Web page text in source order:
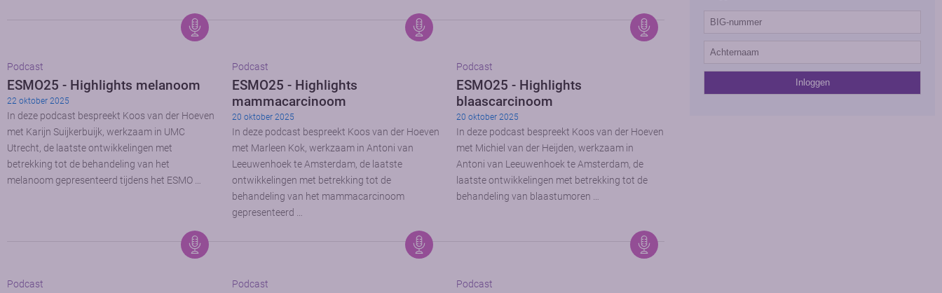
Podcast
ESMO25 - Highlights melanoom
22 oktober 2025
In deze podcast bespreekt Koos van der Hoeven
met Karijn Suijkerbuijk, werkzaam in UMC
Utrecht, de laatste ontwikkelingen met
betrekking tot de behandeling van het
melanoom gepresenteerd tijdens het ESMO …
Podcast
ESMO25 - Highlights
mammacarcinoom
20 oktober 2025
In deze podcast bespreekt Koos van der Hoeven
met Marleen Kok, werkzaam in Antoni van
Leeuwenhoek te Amsterdam, de laatste
ontwikkelingen met betrekking tot de
behandeling van het mammacarcinoom
gepresenteerd …
Podcast
ESMO25 - Highlights
blaascarcinoom
20 oktober 2025
In deze podcast bespreekt Koos van der Hoeven
met Michiel van der Heijden, werkzaam in
Antoni van Leeuwenhoek te Amsterdam, de
laatste ontwikkelingen met betrekking tot de
behandeling van blaastumoren …
Podcast Podcast Podcast